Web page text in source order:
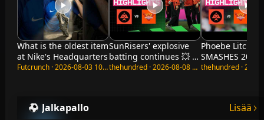
What is the oldest item
at Nike's Headquarters
Futcrunch · 2026-08-03 10:56
SunRisers' explosive
batting continues 💥 |
Birmingham Phoenix thehundred · 2026-08-08 02:19
Phoebe
SMASHES 20-
| Birmingham
Jalkapallo Lisää